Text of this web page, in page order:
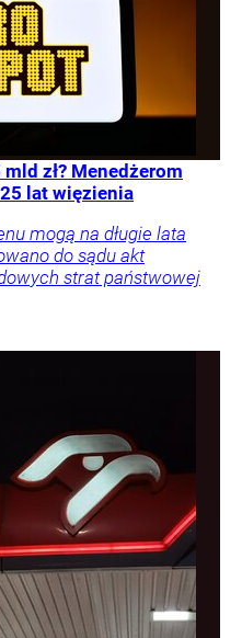
zł? Menedżerom
lat więzienia
mogą na długie lata
do sądu akt
strat państwowej